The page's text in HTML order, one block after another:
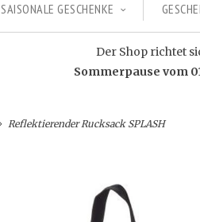
SAISONALE GESCHENKE
Der Shop richtet
Sommerpause vom
Reflektierender Rucksack SPLASH